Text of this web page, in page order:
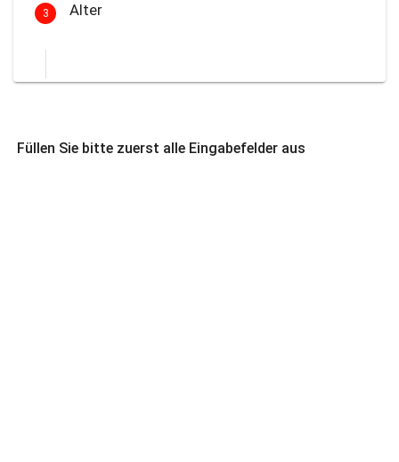
3 Alter
Füllen Sie bitte zuerst alle Eingabefelder aus